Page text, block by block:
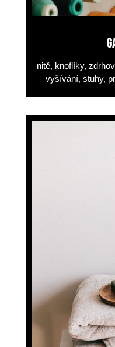
nitě, knoflíky,
vyšívání, stuhy,